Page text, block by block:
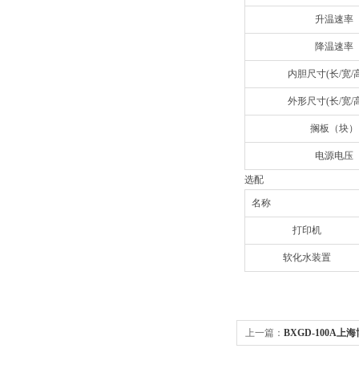
升温速率
降温速率
内胆尺寸(长/宽/
外形尺寸(长/宽/
搁板（块）
电源电压
选配
名称
打印机
软化水装置
上一篇： BXGD-100A上海